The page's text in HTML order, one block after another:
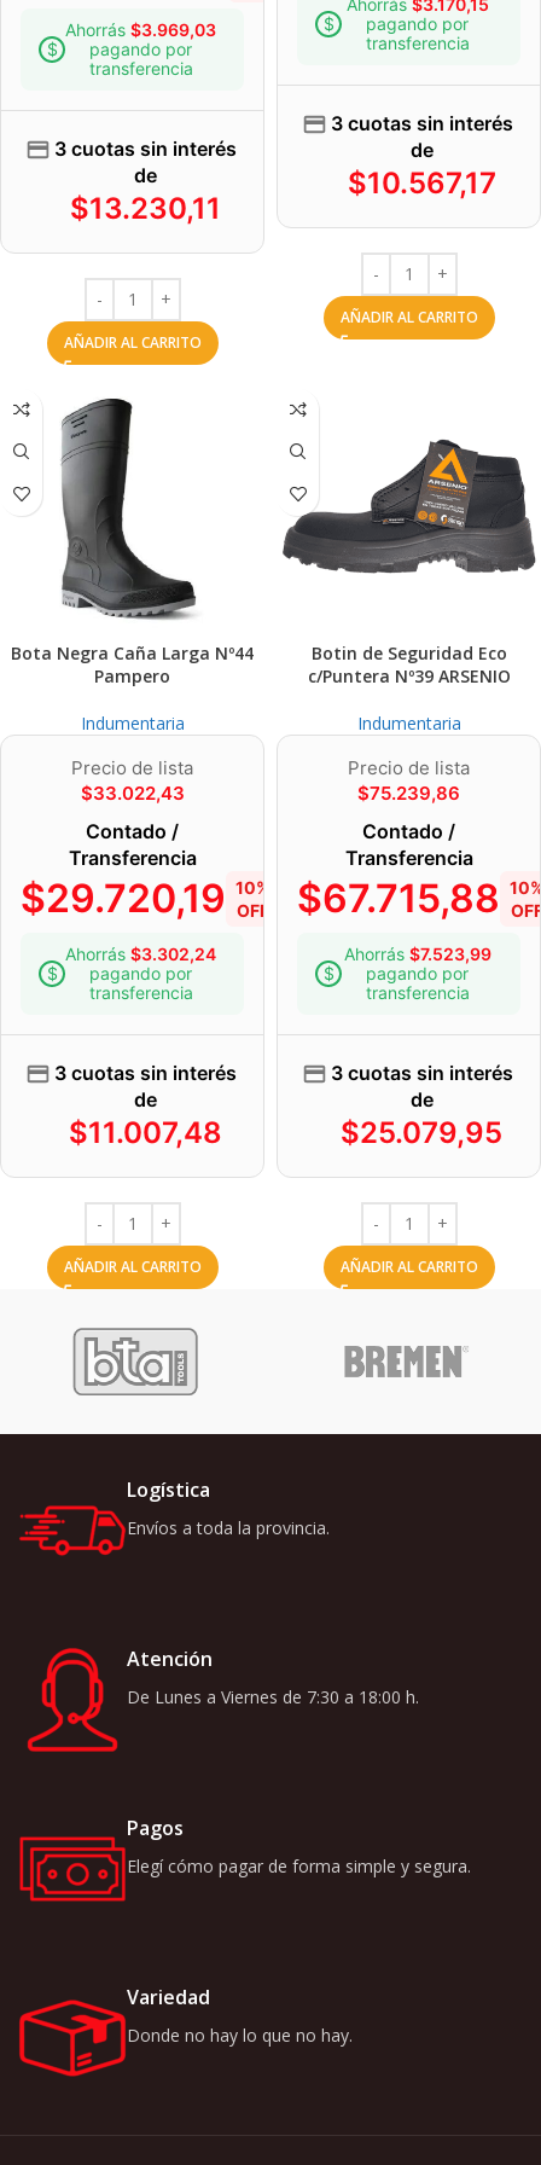
Ahorrás $3.969,03
pagando por
transferencia
3 cuotas sin interés
de
$13.230,11
AÑADIR AL CARRITO
pagando por
transferencia
3 cuotas sin interés
de
$10.567,17
AÑADIR AL CARRITO
Bota Negra Caña Larga Nº44
Pampero
Indumentaria
Precio de lista
$33.022,43
Contado /
Transferencia
$29.720,19 10%
OFF
Ahorrás $3.302,24
pagando por
transferencia
3 cuotas sin interés
de
$11.007,48
AÑADIR AL CARRITO
Botin de Seguridad Eco
c/Puntera Nº39 ARSENIO
Indumentaria
Precio de lista
$75.239,86
Contado /
Transferencia
$67.715,88
Ahorrás $7.523,99
pagando por
transferencia
3 cuotas sin interés
de
$25.079,95
AÑADIR AL CARRITO
Logística
Envíos a toda la provincia.
Atención
De Lunes a Viernes de 7:30 a 18:00 h.
Pagos
Elegí cómo pagar de forma simple y segura.
Variedad
Donde no hay lo que no hay.